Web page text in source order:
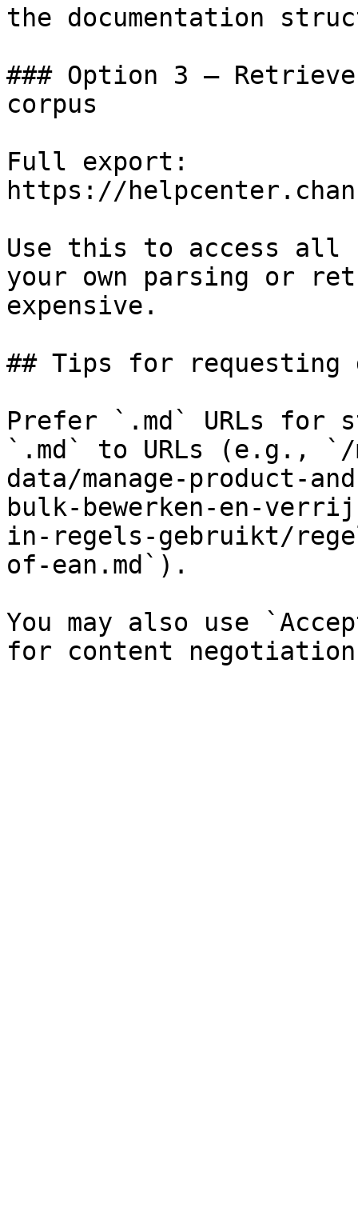
the documentation
### Option 3 —
corpus
Full export:
https://
Use this to access all
your own parsing or
expensive.
## Tips for requesting
Prefer `.md` URLs for
`.md` to URLs (e.g., `/
data/manage-product-
bulk-bewerken-en-
in-regels-gebruikt/
of-ean.md`).
You may also use